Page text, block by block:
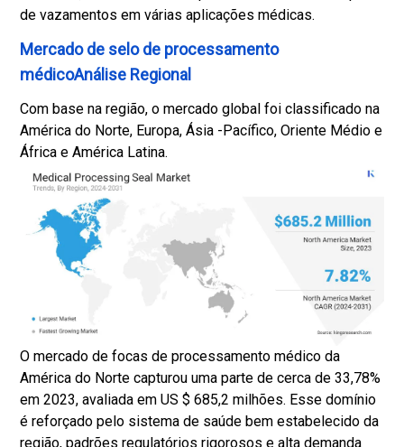
de vazamentos em várias aplicações médicas.
Mercado de selo de processamento
médicoAnálise Regional
Com base na região, o mercado global foi classificado na
América do Norte, Europa, Ásia -Pacífico, Oriente Médio e
África e América Latina.
O mercado de focas de processamento médico da
América do Norte capturou uma parte de cerca de 33,78%
em 2023, avaliada em US $ 685,2 milhões. Esse domínio
é reforçado pelo sistema de saúde bem estabelecido da
região, padrões regulatórios rigorosos e alta demanda